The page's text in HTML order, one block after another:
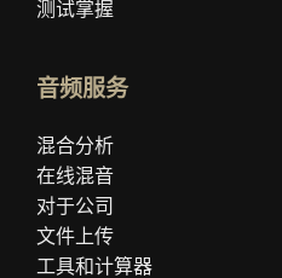
测试掌握
音频服务
混合分析
在线混音
对于公司
文件上传
工具和计算器